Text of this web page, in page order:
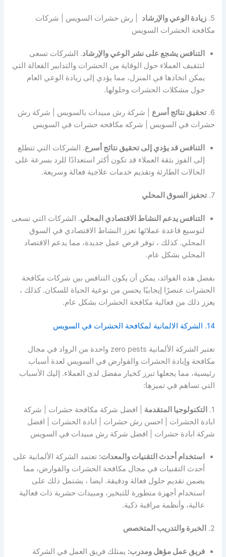
5. زيادة الوعي والإرشاد | رش حشرات السويس | شركات
مكافحة الحشرات السويس
التنافس يشجع على نشر الوعي والإرشاد. الشركات تسعى
لتثقيف العملاء حول الوقاية من الحشرات والتدابير الفعالة التي
يمكن اتخاذها في المنزل، مما يؤدي إلى زيادة الوعي العام
حول مشكلات الحشرات وحلولها.
6. تحقيق نتائج أسرع | شركة رش مبيدات بالسويس | شركة رش
حشرات في السويس | شركه مكافحه حشرات في السويس
التنافس قد يؤدي إلى تحقيق نتائج أسرع. الشركات التي تتطلع
إلى الفوز بثقة العملاء قد تكون أكثر استعدادًا للرد بسرعة على
الحالات الطارئة وتقديم خدمات علاجية فعالة وسريعة.
7. تحفيز السوق المحلي
التنافس يدعم النشاط الاقتصادي المحلي. الشركات التي تسعى
لتوسيع قاعدة عملائها تعزز النشاط الاقتصادي في السوق
المحلي. كذلك ، توفر فرص عمل جديدة، مما يدعم الاقتصاد
المحلي بشكل عام.
بفضل هذه الفوائد، يمكن أن يكون التنافس بين شركات مكافحة
الحشرات عنصرًا إيجابيًا يحسن من نوعية الحياة للسكان. كذلك ،
يعزز ذلك من فعالية مكافحة الحشرات بشكل عام.
14. الشركة الالمانية لمكافحة الحشرات في السويس
تعتبر الشركة الألمانية zero pests واحدة من الرواد في مجال
مكافحة وإبادة الحشرات والقوارض في السويس لعدة أسباب
رئيسية، مما يجعلها تبرز كخيار مفضل لدى العملاء. إليك الأسباب
التي تساهم في تميزها:
1. التكنولوجيا المتقدمة | افضل شركة مكافحة حشرات | شركة
ابادة الحشرات | احسن رش حشرات | ابادة الحشرات | افضل
شركة ابادة حشرات | افضل شركة رش مبيدات في السويس
استخدام أحدث التقنيات والمعدات: تعتمد الشركة الألمانية على
أحدث التقنيات في مجال مكافحة الحشرات والقوارض، مما
يضمن تقديم حلول فعالة ودقيقة. ايضا ، يشتمل ذلك على
استخدام أجهزة متطورة للتبخير، ومبيدات حشرية ذات فعالية
عالية، وأنظمة مراقبة ذكية.
2. الخبرة والتدريب المتخصص
فريق عمل مؤهل ومدرب: يمتلك فريق العمل في الشركة